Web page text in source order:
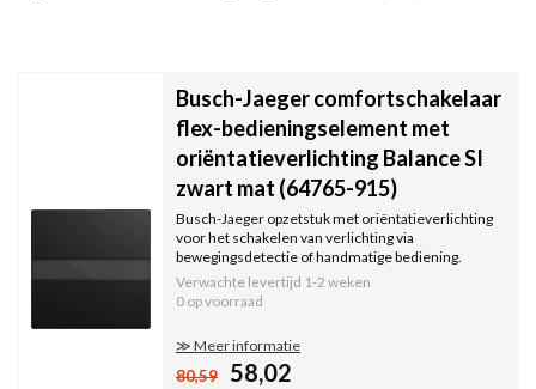
Busch-Jaeger comfortschakelaar
flex-bedieningselement met
oriëntatieverlichting Balance SI
zwart mat (64765-915)
Busch-Jaeger opzetstuk met oriëntatieverlichting
voor het schakelen van verlichting via
bewegingsdetectie of handmatige bediening.
Functie afhankelijk van de gebruikte flex-sokkel
(niet inbegrepen). Montagehoogte: 0,8–1,2 m.
Serie: Balance SI, zwart mat.
Verwachte levertijd 1-2 weken
0 op voorraad
≫ Meer informatie
80,59 58,02